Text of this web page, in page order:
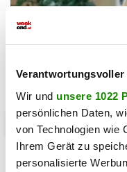
Verantwortungsvoller
Wir und unsere 1022
persönlichen Daten,
von Technologien wie
Ihrem Gerät zu
personalisierte
promitalk
Simone mit
wieder”